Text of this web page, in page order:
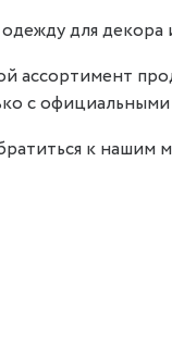
для
ассортимент
с
к нашим